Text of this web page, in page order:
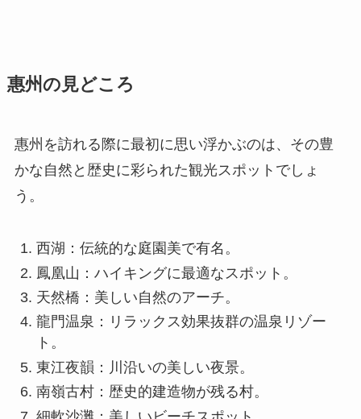
惠州の見どころ
かな自然と歴史に彩られた観光スポットでしょ
う。
鳳凰山：ハイキングに最適なスポット。
天然橋：美しい自然のアーチ。
龍門温泉：リラックス効果抜群の温泉リゾー
ト。
東江夜韻：川沿いの美しい夜景。
南嶺古村：歴史的建造物が残る村。
細軟沙灘：美しいビーチスポット。